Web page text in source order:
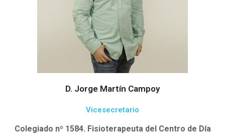
D. Jorge Martín Campoy
Vicesecretario
Colegiado nº 1584. Fisioterapeuta del Centro de Día